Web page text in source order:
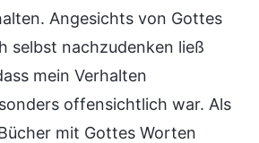
Angesichts von Gottes
selbst nachzudenken ließ
mein Verhalten
offensichtlich war. Als
mit Gottes Worten